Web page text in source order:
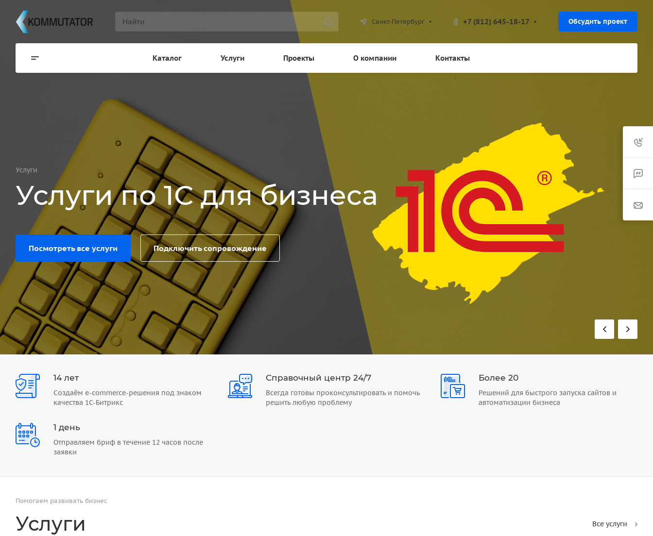
Санкт-Петербург +7 (812) 645-18-17 Обсудить проект
Каталог Услуги Проекты О компании Контакты
Услуги
Услуги по 1С для бизнеса
Посмотреть все услуги Подключить сопровождение
14 лет
Создаём e-commerce-решения под знаком
качества 1С-Битрикс
Справочный центр 24/7
Всегда готовы проконсультировать и помочь
решить любую проблему
Более 20
Решений для быстрого запуска сайтов и
автоматизации бизнеса
1 день
Отправляем бриф в течение 12 часов после
заявки
Помогаем развивать бизнес
Услуги Все услуги